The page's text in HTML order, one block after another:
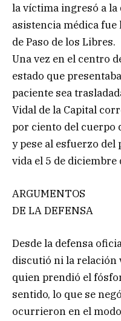
la víctima ingresó a
asistencia médica fue
de Paso de los Libres.
Una vez en el centro
estado que
paciente sea
Vidal de la Capital
por ciento del cuerpo
y pese al esfuerzo
vida el 5 de diciembre
ARGUMENTOS
DE LA DEFENSA
Desde la defensa
discutió ni la relación
quien prendió el
sentido, lo que se
ocurrieron en el